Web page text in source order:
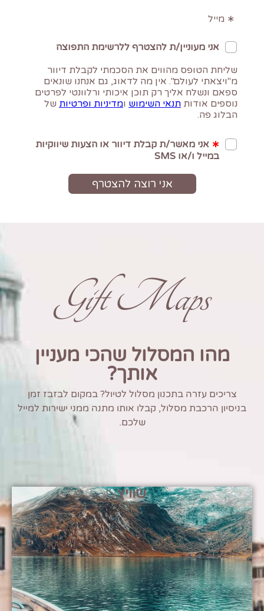
Gift Maps
מהו המסלול שהכי מעניין
אותך?
צריכים עזרה בתכנון מסלול לטיול? במקום לבזבז זמן
בניסיון הרכבת מסלול, קבלו אותו מתנה ממני ישירות למייל
שלכם.
שוויץ